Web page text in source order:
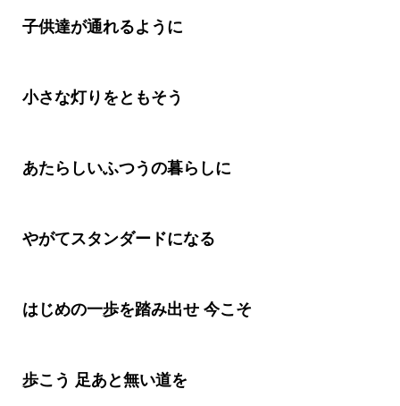
子供達が通れるように
小さな灯りをともそう
あたらしいふつうの暮らしに
やがてスタンダードになる
はじめの一歩を踏み出せ 今こそ
歩こう 足あと無い道を